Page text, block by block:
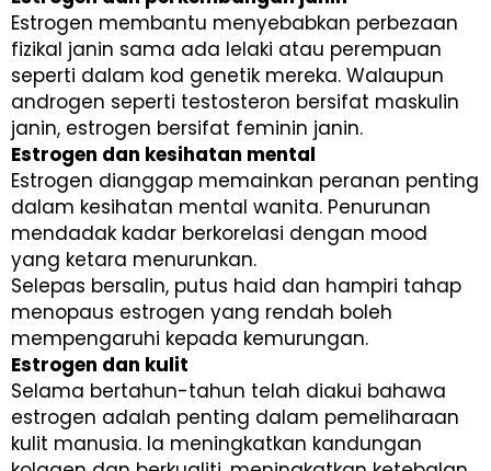
Estrogen membantu menyebabkan perbezaan
fizikal janin sama ada lelaki atau perempuan
seperti dalam kod genetik mereka. Walaupun
androgen seperti testosteron bersifat maskulin
janin, estrogen bersifat feminin janin.
Estrogen dan kesihatan mental
Estrogen dianggap memainkan peranan penting
dalam kesihatan mental wanita. Penurunan
mendadak kadar berkorelasi dengan mood
yang ketara menurunkan.
Selepas bersalin, putus haid dan hampiri tahap
menopaus estrogen yang rendah boleh
mempengaruhi kepada kemurungan.
Estrogen dan kulit
Selama bertahun-tahun telah diakui bahawa
estrogen adalah penting dalam pemeliharaan
kulit manusia. Ia meningkatkan kandungan